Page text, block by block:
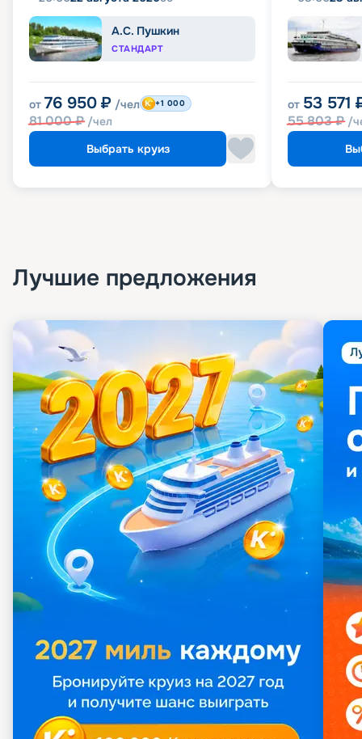
А.С. Пушкин
СТАНДАРТ
от 76 950 ₽ /чел
81 000₽ /чел
+1 000
Выбрать круиз
от 53 571
55 803₽ /
Лучшие предложения